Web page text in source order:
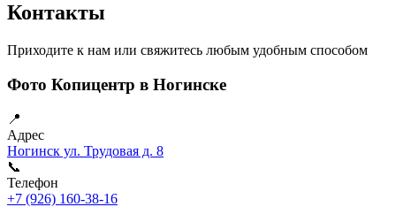
Контакты
Приходите к нам или свяжитесь любым удобным способом
Фото Копицентр в Ногинске
📍
Адрес
Ногинск ул. Трудовая д. 8
📞
Телефон
+7 (926) 160-38-16